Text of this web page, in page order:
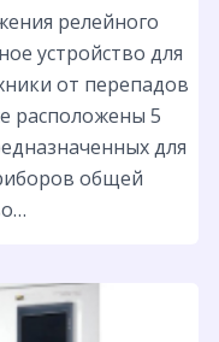
релейного
устройство для
от перепадов
расположены 5
для
общей